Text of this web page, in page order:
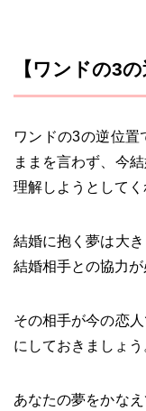
【ワンドの3
ワンドの3の逆位
ままを言わず、今
理解しようとしてく
結婚に抱く夢は大
結婚相手との協力が
その相手が今の恋
にしておきましょう
あなたの夢をかな